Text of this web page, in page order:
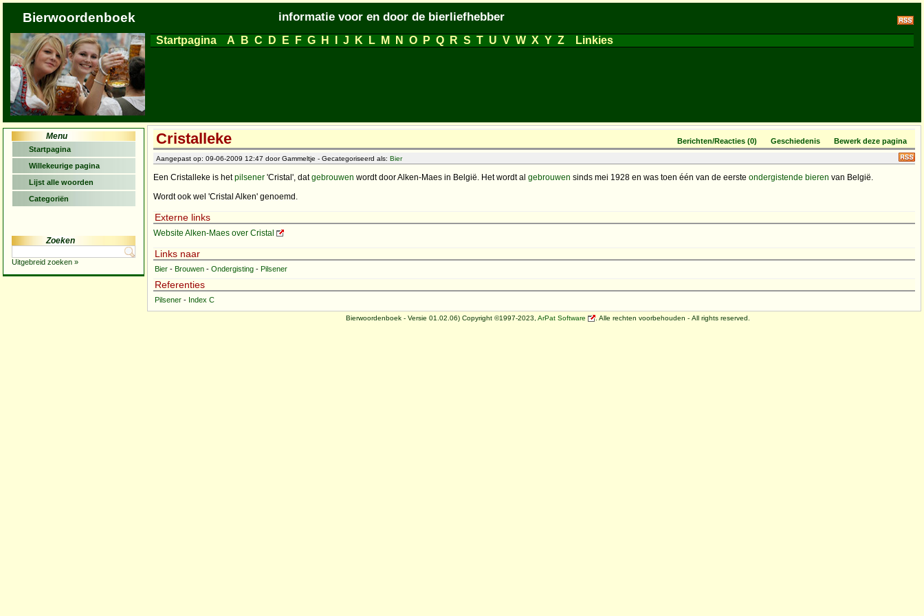
Bierwoordenboek informatie voor en door de bierliefhebber
Startpagina A B C D E F G H J K L M N O P Q R S T U V W X Y Z Linkies
Menu
Startpagina
Willekeurige pagina
Lijst alle woorden
Categoriën
Zoeken
Uitgebreid zoeken »
Berichten/Reacties (0) Geschiedenis Bewerk deze pagina
Cristalleke
Aangepast op: 09-06-2009 12:47 door Gammeltje - Gecategoriseerd als: Bier
Een Cristalleke is hetpilsener 'Cristal', datgebrouwen wordt door Alken-Maes in België. Het wordt al gebrouwen sinds mei 1928 en was toen één van de eerste ondergistende bieren van België.
Wordt ook wel 'Cristal Alken' genoemd.
Externe links
Website Alken-Maes over Cristal
Links naar
Bier - Brouwen - Ondergisting - Pilsener
Referenties
Pilsener - Index C
Bierwoordenboek - Versie 01.02.06) Copyright ©1997-2023, ArPat Software . Alle rechten voorbehouden - All rights reserved.